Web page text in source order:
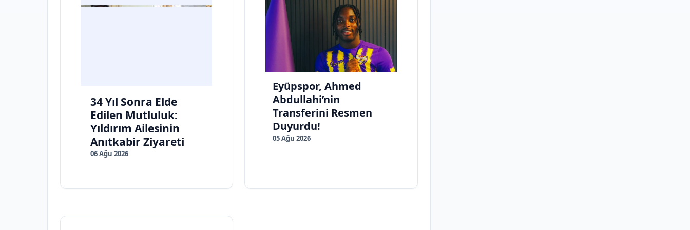
34 Yıl Sonra Elde
Edilen Mutluluk:
Yıldırım Ailesinin
Anıtkabir Ziyareti
06 Ağu 2026
Eyüpspor, Ahmed
Abdullahi’nin
Transferini Resmen
Duyurdu!
05 Ağu 2026